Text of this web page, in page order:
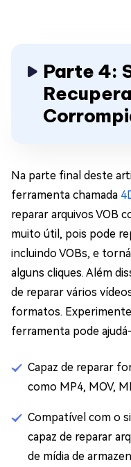
Parte 4:
Na parte final deste
ferramenta chamada
reparar arquivos VOB
muito útil, pois pode
incluindo VOBs, e
alguns cliques. Além
de reparar vários
formatos.
ferramenta pode
Capaz de reparar
como MP4, MOV,
Compatível com o
capaz de reparar
de mídia de